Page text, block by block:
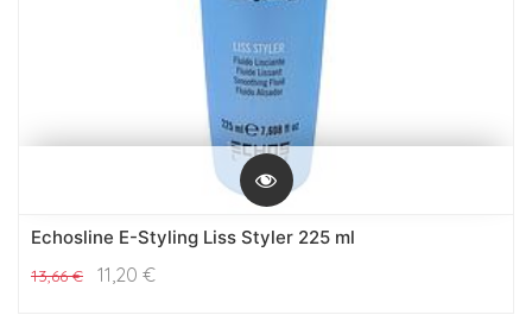
Echosline E-Styling Liss Styler 225 ml
13,66€ 11,20 €